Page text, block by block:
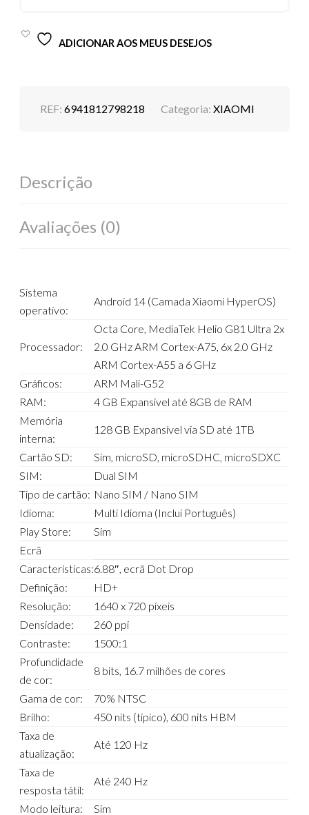
128GB
MIDNIGHT
ADICIONAR AOS MEUS DESEJOS
REF:6941812798218 Categoria:XIAOMI
Descrição
Avaliações (0)
Sistema
operativo:
Android 14 (Camada Xiaomi HyperOS)
Processador:
Octa Core, MediaTek Helio G81 Ultra 2x
2.0 GHz ARM Cortex-A75, 6x 2.0 GHz
ARM Cortex-A55 a 6 GHz
Gráficos:
ARM Mali-G52
RAM:
4 GB Expansível até 8GB de RAM
Memória
interna:
128 GB Expansível via SD até 1TB
Cartão SD:
Sim, microSD, microSDHC, microSDXC
SIM:
Dual SIM
Tipo de cartão: Nano SIM / Nano SIM
Idioma:
Multi Idioma (Inclui Português)
Play Store:
Sim
Ecrã
Características:6.88″, ecrã Dot Drop
Definição:
HD+
Resolução:
1640 x 720 píxeis
Densidade:
260 ppi
Contraste:
1500:1
Profundidade
de cor:
8 bits, 16.7 milhões de cores
Gama de cor:
70% NTSC
Brilho:
450 nits (típico), 600 nits HBM
Taxa de
atualização:
Até 120 Hz
Taxa de
resposta tátil:
Até 240 Hz
Modo leitura: Sim